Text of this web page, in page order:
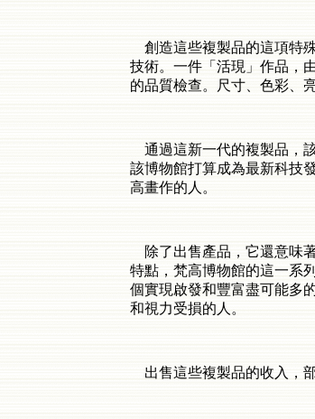
創造這些複製品的這項特
技術。一件「活現」作品，
的品質檢查。尺寸、色彩、
通過這新一代的複製品，
該博物館打算成為最新科技
高畫作的人。
除了出售產品，它還意味
特點，梵高博物館的這一系
個實現啟發和豐富盡可能多
和視力受損的人。
出售這些複製品的收入，